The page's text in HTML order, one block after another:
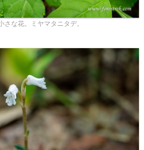
さな花。ミヤマタニタデ。